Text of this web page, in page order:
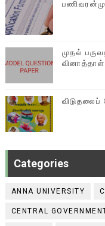
முதல்
வினாத்தாள்
விடுதலைப்
Categories
ANNA UNIVERSITY
CENTRAL